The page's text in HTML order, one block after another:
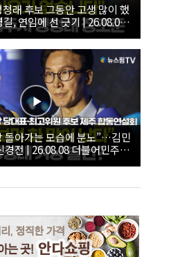
임에 선 긋기 | 26.08.08
대표·최고위원 후보 제주 합
돌아가는 모습에 분노”…김민
경전 | 26.08.08 더불어민주당
후보 제주 합동연설회